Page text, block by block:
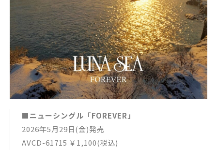
■ニューシングル「FOREVER」
2026年5月29日(金)発売
AVCD-61715 ￥1,100(税込)